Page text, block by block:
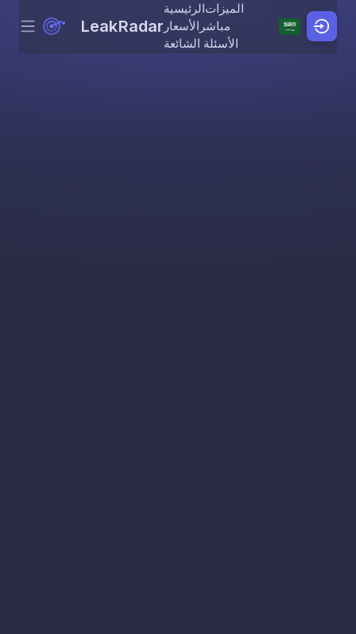
Skip to content
Menu LeakRadar
الرئيسيةالميزات
الأسعار مباشر
الأسئلة الشائعة